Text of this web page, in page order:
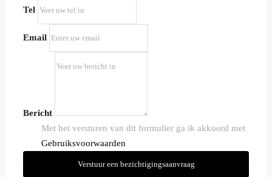
Tel
Email
Bericht
Met het versturen van dit formulier ga ik akkoord met
Gebruiksvoorwaarden
Verstuur een bezichtigingsaanvraag